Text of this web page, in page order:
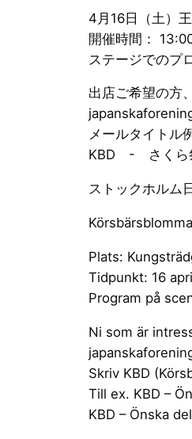
4月16日（土）
開催時間：
ステージでのプ
出店ご希望の方
メールタイト
KBD - さくら
ストックホル
Plats:
Tidpunkt: 16
Program på
Ni som är
Skriv KBD
Till ex. KBD –
KBD – Önska